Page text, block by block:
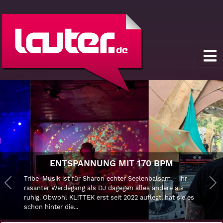
MIT 170 BPM
Seelenbalsam – ihr
alles andere als
2022 auflegt, hat sie es
DER SONNENGOTT
SCHILLERPLATZ
Knallbuntes Outfit, bäriger
Nikolaus Sonnenkreuz ist
Reizfigur, je nach
durch die...
Previous